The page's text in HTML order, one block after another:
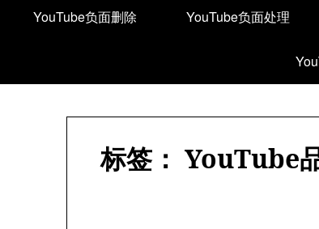
YouTube负面删除 YouTube负面处理
标签：YouTube